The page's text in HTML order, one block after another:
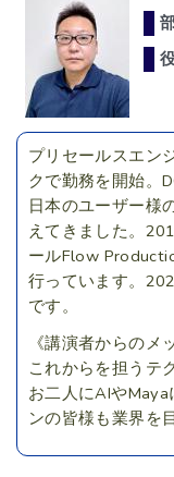
プリセールスエン
クで勤務を開始。
日本のユーザー様
えてきました。
ールFlow
行っています。
です。
《講演者からのメ
これからを担うテ
お二人にAIや
ンの皆様も業界を